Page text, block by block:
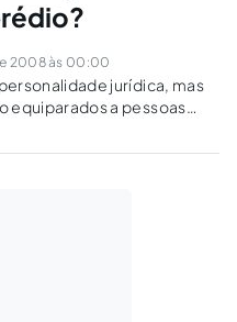
2008 às 00:00
jurídica, mas
equiparados a pessoas
tributária direta